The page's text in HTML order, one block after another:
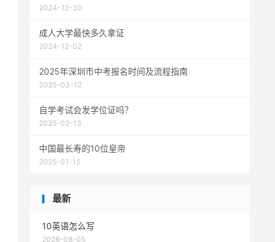
2024-12-30
成人大学最快多久拿证
2024-12-02
2025年深圳市中考报名时间及流程指南
2025-03-12
自学考试会发学位证吗？
2025-02-13
中国最长寿的10位皇帝
2025-01-15
最新
10英语怎么写
2026-08-05